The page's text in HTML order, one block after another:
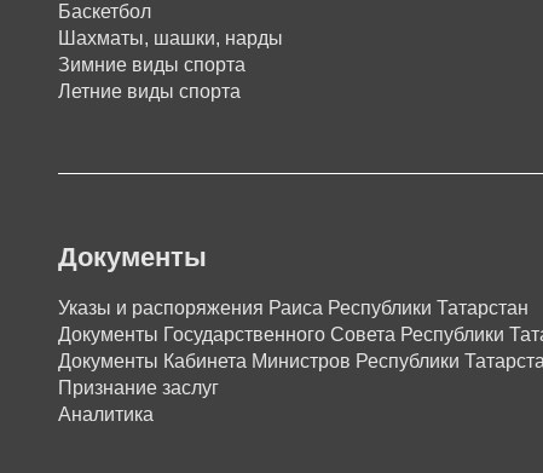
Баскетбол
Шахматы, шашки, нарды
Зимние виды спорта
Летние виды спорта
Документы
Указы и распоряжения Раиса Республики Татарстан
Документы Государственного Совета Республики
Документы Кабинета Министров Республики
Признание заслуг
Аналитика